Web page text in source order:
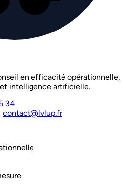
en efficacité opérationnelle,
intelligence artificielle.
34
contact@lvlup.fr